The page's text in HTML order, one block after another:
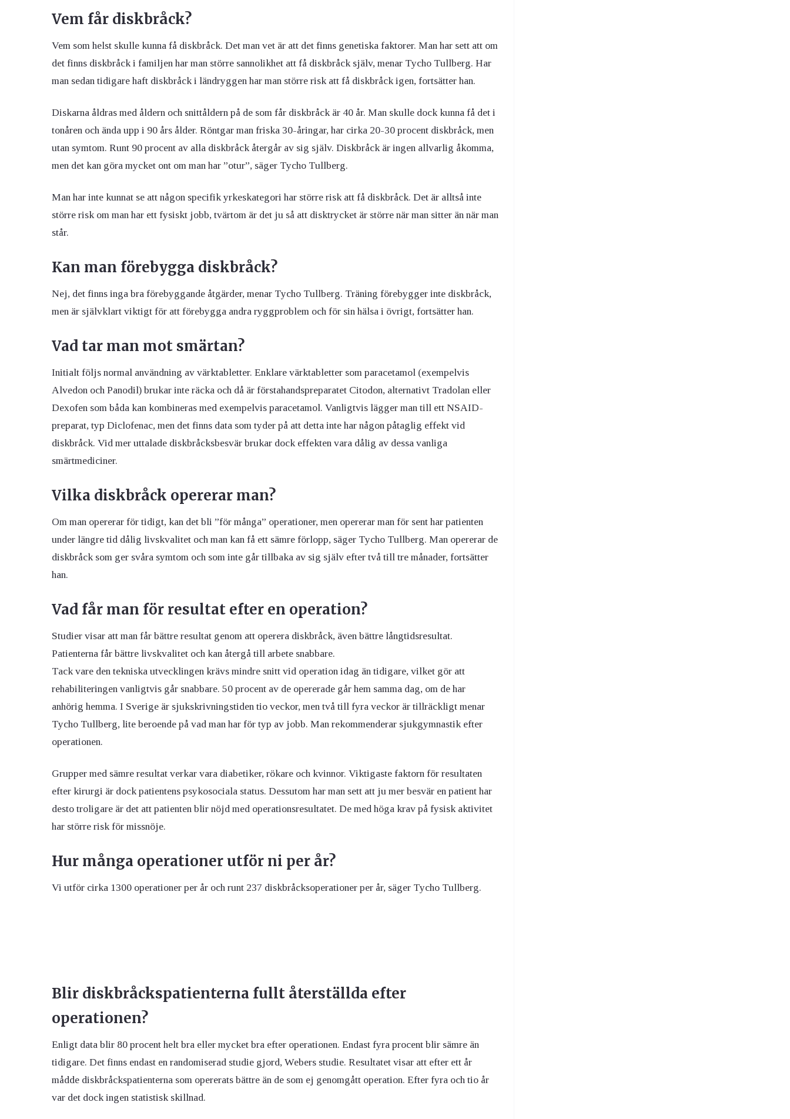
Vem får diskbråck?
Vem som helst skulle kunna få diskbråck. Det man vet är att det finns genetiska faktorer. Man har sett att om
det finns diskbråck i familjen har man större sannolikhet att få diskbråck själv, menar Tycho Tullberg. Har
man sedan tidigare haft diskbråck i ländryggen har man större risk att få diskbråck igen, fortsätter han.
Diskarna åldras med åldern och snittåldern på de som får diskbråck är 40 år. Man skulle dock kunna få det i
tonåren och ända upp i 90 års ålder. Röntgar man friska 30-åringar, har cirka 20-30 procent diskbråck, men
utan symtom. Runt 90 procent av alla diskbråck återgår av sig själv. Diskbråck är ingen allvarlig åkomma,
men det kan göra mycket ont om man har ”otur”, säger Tycho Tullberg.
Man har inte kunnat se att någon specifik yrkeskategori har större risk att få diskbråck. Det är alltså inte
större risk om man har ett fysiskt jobb, tvärtom är det ju så att disktrycket är större när man sitter än när man
står.
Kan man förebygga diskbråck?
Nej, det finns inga bra förebyggande åtgärder, menar Tycho Tullberg. Träning förebygger inte diskbråck,
men är självklart viktigt för att förebygga andra ryggproblem och för sin hälsa i övrigt, fortsätter han.
Vad tar man mot smärtan?
Initialt följs normal användning av värktabletter. Enklare värktabletter som paracetamol (exempelvis
Alvedon och Panodil) brukar inte räcka och då är förstahandspreparatet Citodon, alternativt Tradolan eller
Dexofen som båda kan kombineras med exempelvis paracetamol. Vanligtvis lägger man till ett NSAID-
preparat, typ Diclofenac, men det finns data som tyder på att detta inte har någon påtaglig effekt vid
diskbråck. Vid mer uttalade diskbråcksbesvär brukar dock effekten vara dålig av dessa vanliga
smärtmediciner.
Vilka diskbråck opererar man?
Om man opererar för tidigt, kan det bli ”för många” operationer, men opererar man för sent har patienten
under längre tid dålig livskvalitet och man kan få ett sämre förlopp, säger Tycho Tullberg. Man opererar de
diskbråck som ger svåra symtom och som inte går tillbaka av sig själv efter två till tre månader, fortsätter
han.
Vad får man för resultat efter en operation?
Studier visar att man får bättre resultat genom att operera diskbråck, även bättre långtidsresultat.
Patienterna får bättre livskvalitet och kan återgå till arbete snabbare.
Tack vare den tekniska utvecklingen krävs mindre snitt vid operation idag än tidigare, vilket gör att
rehabiliteringen vanligtvis går snabbare. 50 procent av de opererade går hem samma dag, om de har
anhörig hemma. I Sverige är sjukskrivningstiden tio veckor, men två till fyra veckor är tillräckligt menar
Tycho Tullberg, lite beroende på vad man har för typ av jobb. Man rekommenderar sjukgymnastik efter
operationen.
Grupper med sämre resultat verkar vara diabetiker, rökare och kvinnor. Viktigaste faktorn för resultaten
efter kirurgi är dock patientens psykosociala status. Dessutom har man sett att ju mer besvär en patient har
desto troligare är det att patienten blir nöjd med operationsresultatet. De med höga krav på fysisk aktivitet
har större risk för missnöje.
Hur många operationer utför ni per år?
Vi utför cirka 1300 operationer per år och runt 237 diskbråcksoperationer per år, säger Tycho Tullberg.
Blir diskbråckspatienterna fullt återställda efter
operationen?
Enligt data blir 80 procent helt bra eller mycket bra efter operationen. Endast fyra procent blir sämre än
tidigare. Det finns endast en randomiserad studie gjord, Webers studie. Resultatet visar att efter ett år
mådde diskbråckspatienterna som opererats bättre än de som ej genomgått operation. Efter fyra och tio år
var det dock ingen statistisk skillnad.